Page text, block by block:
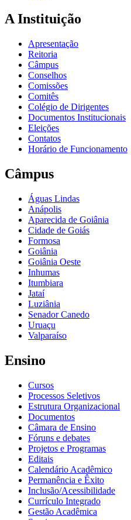
A Instituição
Apresentação
Reitoria
Câmpus
Conselhos
Comissões
Comitês
Colégio de Dirigentes
Documentos Institucionais
Eleições
Contatos
Horário de Funcionamento
Câmpus
Águas Lindas
Anápolis
Aparecida de Goiânia
Cidade de Goiás
Formosa
Goiânia
Goiânia Oeste
Inhumas
Itumbiara
Jataí
Luziânia
Senador Canedo
Uruaçu
Valparaíso
Ensino
Cursos
Processos Seletivos
Estrutura Organizacional
Documentos
Câmara de Ensino
Fóruns e debates
Projetos e Programas
Editais
Calendário Acadêmico
Permanência e Êxito
Inclusão/Acessibilidade
Currículo Integrado
Gestão Acadêmica